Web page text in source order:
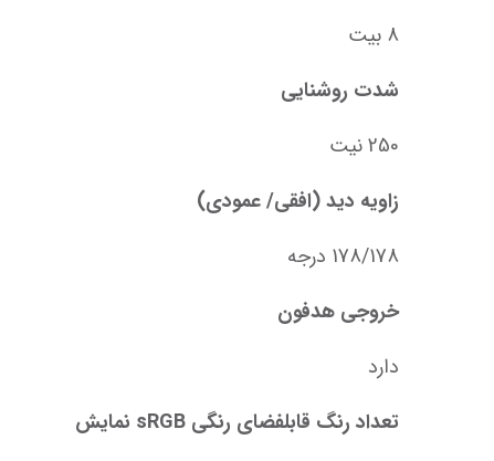
8 بیت
شدت روشنایی
250 نیت
زاویه دید (افقی/ عمودی)
178/178 درجه
خروجی هدفون
دارد
تعداد رنگ‌ قابلفضای رنگی sRGB نمایش